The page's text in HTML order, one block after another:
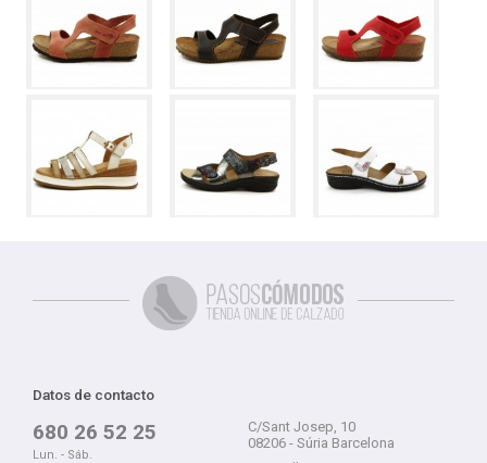
Datos de contacto
680 26 52 25
Lun. - Sáb.
C/Sant Josep, 10
08206 - Súria Barcelona